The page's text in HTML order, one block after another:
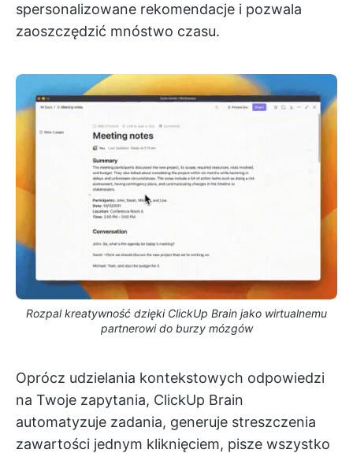
spersonalizowane rekomendacje i pozwala
zaoszczędzić mnóstwo czasu.
Rozpal kreatywność dzięki ClickUp Brain jako wirtualnemu
partnerowi do burzy mózgów
Oprócz udzielania kontekstowych odpowiedzi
na Twoje zapytania, ClickUp Brain
automatyzuje zadania, generuje streszczenia
zawartości jednym kliknięciem, pisze wszystko